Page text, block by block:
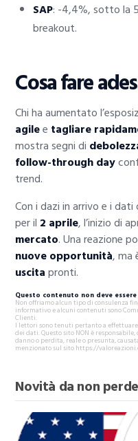
SAP: -4,4%, sotto la
breakout.
Cosa fare
Chi ha aumentato
agilee tagliare
mostra segni di
follow-through day
trend.
Con i dazi in arrivo e i dati
per il 2 aprile, l’inizio di
mercato. Una reazione
nuove opportunità, ma
uscitapronti.
Questo contenuto non deve
Non offriamo alcun tipo di consulenza
informativo e alcuni contenuti sono
Clienti.
I lettori sono tenuti pertanto a
dei dati. Questo sito NON è
danno o perdita, reale o presunta,
menzionato sul sito https://
Novità da non